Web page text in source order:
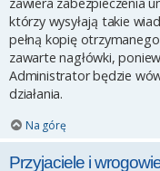
którzy wysyłają takie
pełną kopię
zawarte nagłówki,
Administrator będzie
działania.
Na górę
Przyjaciele i